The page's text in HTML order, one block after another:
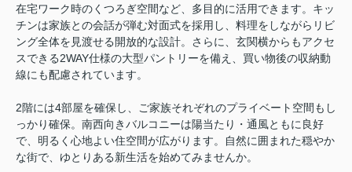
在宅ワーク時のくつろぎ空間など、多目的に活用できます。キッ
チンは家族との会話が弾む対面式を採用し、料理をしながらリビ
ング全体を見渡せる開放的な設計。さらに、玄関横からもアクセ
スできる2WAY仕様の大型パントリーを備え、買い物後の収納動
線にも配慮されています。
2階には4部屋を確保し、ご家族それぞれのプライベート空間もし
っかり確保。南西向きバルコニーは陽当たり・通風ともに良好
で、明るく心地よい住空間が広がります。自然に囲まれた穏やか
な街で、ゆとりある新生活を始めてみませんか。